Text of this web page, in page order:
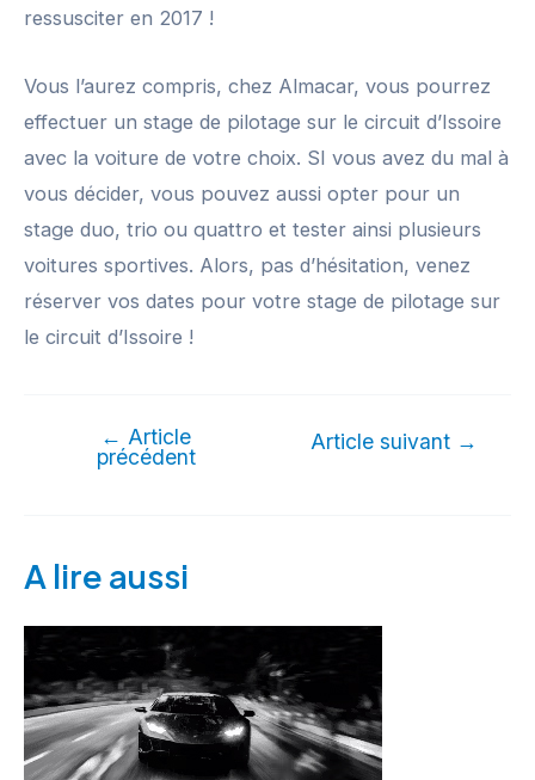
ressusciter en 2017 !
Vous l’aurez compris, chez Almacar, vous pourrez
effectuer un stage de pilotage sur le circuit d’Issoire
avec la voiture de votre choix. SI vous avez du mal à
vous décider, vous pouvez aussi opter pour un
stage duo, trio ou quattro et tester ainsi plusieurs
voitures sportives. Alors, pas d’hésitation, venez
réserver vos dates pour votre stage de pilotage sur
le circuit d’Issoire !
← Article
précédent
Article suivant →
A lire aussi